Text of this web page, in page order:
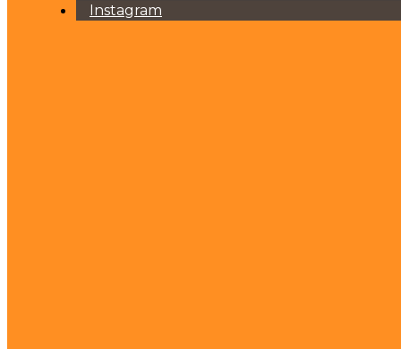
Instagram